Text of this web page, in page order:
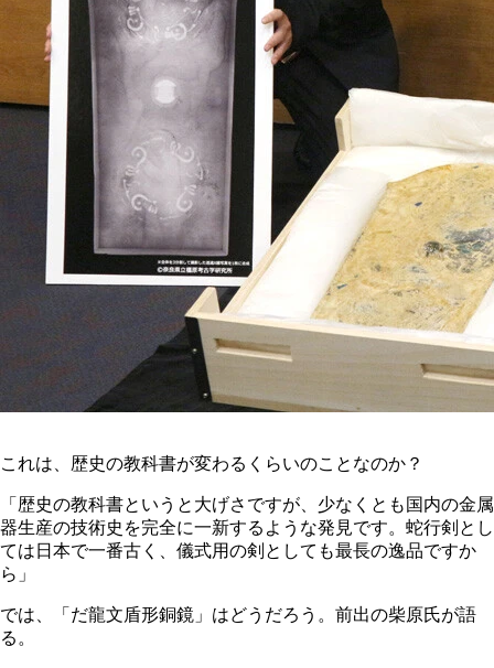
これは、歴史の教科書が変わるくらいのことなのか？
「歴史の教科書というと大げさですが、少なくとも国内の金属
器生産の技術史を完全に一新するような発見です。蛇行剣とし
ては日本で一番古く、儀式用の剣としても最長の逸品ですか
ら」
では、「だ龍文盾形銅鏡」はどうだろう。前出の柴原氏が語
る。